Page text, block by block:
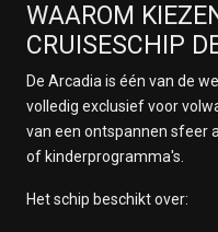
Op Zee
8 februari 2028
Op Zee
9 februari 2028
Cross International
10 februari 2028
11 februari 2028
WAAROM
CRUISESCHIP
De Arcadia is één van de
volledig exclusief voor
van een ontspannen sfeer
of kinderprogramma's.
Het schip beschikt over: